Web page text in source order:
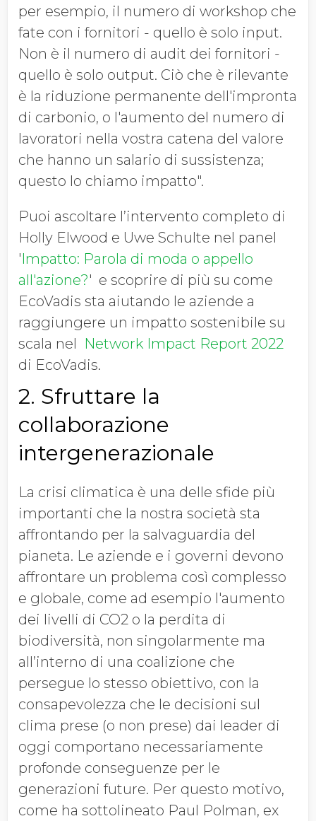
per esempio, il numero di workshop che
fate con i fornitori - quello è solo input.
Non è il numero di audit dei fornitori -
quello è solo output. Ciò che è rilevante
è la riduzione permanente dell'impronta
di carbonio, o l'aumento del numero di
lavoratori nella vostra catena del valore
che hanno un salario di sussistenza;
questo lo chiamo impatto".
Puoi ascoltare l’intervento completo di
Holly Elwood e Uwe Schulte nel panel
'Impatto: Parola di moda o appello
all'azione?' e scoprire di più su come
EcoVadis sta aiutando le aziende a
raggiungere un impatto sostenibile su
scala nel Network Impact Report 2022
di EcoVadis.
2. Sfruttare la
collaborazione
intergenerazionale
La crisi climatica è una delle sfide più
importanti che la nostra società sta
affrontando per la salvaguardia del
pianeta. Le aziende e i governi devono
affrontare un problema così complesso
e globale, come ad esempio l'aumento
dei livelli di CO2 o la perdita di
biodiversità, non singolarmente ma
all’interno di una coalizione che
persegue lo stesso obiettivo, con la
consapevolezza che le decisioni sul
clima prese (o non prese) dai leader di
oggi comportano necessariamente
profonde conseguenze per le
generazioni future. Per questo motivo,
come ha sottolineato Paul Polman, ex